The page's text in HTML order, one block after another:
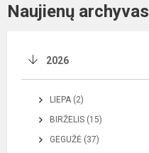
Naujienų archyvas
2026
LIEPA (2)
BIRŽELIS (15)
GEGUŽĖ (37)